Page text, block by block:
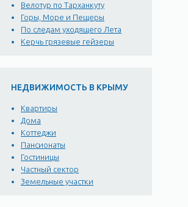
Велотур по Тарханкуту
Горы, Море и Пещеры
По следам уходящего Лета
Керчь грязевые гейзеры
НЕДВИЖИМОСТЬ В КРЫМУ
Квартиры
Дома
Коттеджи
Пансионаты
Гостиницы
Частный сектор
Земельные участки